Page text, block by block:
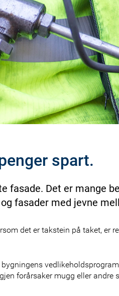
spart.
fasade. Det er mange
fasader med jevne
det er takstein på taket, er
forårsaker mugg eller andre